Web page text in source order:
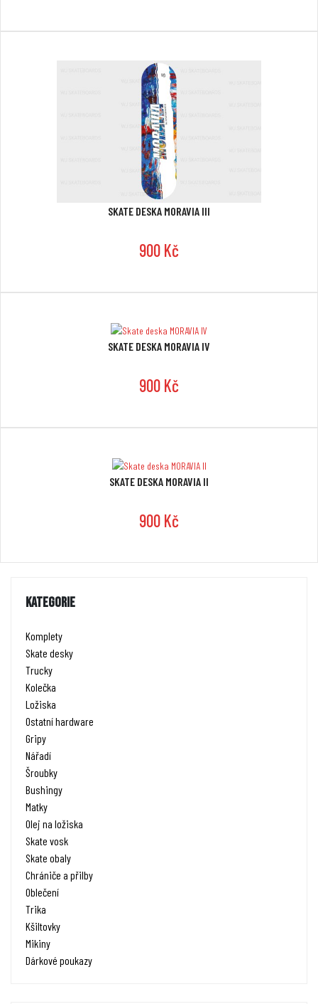
KATEGORIE
Komplety
Skate desky
Trucky
Kolečka
Ložiska
Ostatní hardware
Gripy
Nářadí
Šroubky
Bushingy
Matky
Olej na ložiska
Skate vosk
Skate obaly
Chrániče a přilby
Oblečení
Trika
Kšiltovky
Mikiny
Dárkové poukazy
SKATE DESKA MORAVIA III
900 Kč
SKATE DESKA MORAVIA IV
900 Kč
SKATE DESKA MORAVIA II
900 Kč